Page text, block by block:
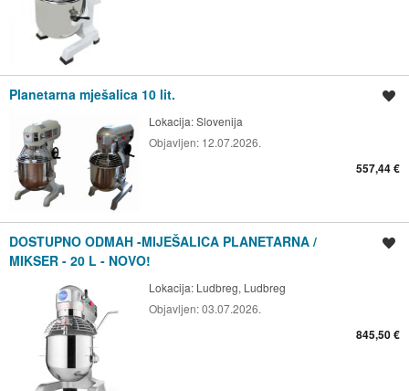
Planetarna mješalica 10 lit.
Lokacija:Slovenija
Objavljen: 12.07.2026.
557,44 €
DOSTUPNO ODMAH -MIJEŠALICA PLANETARNA /
MIKSER - 20 L - NOVO!
Lokacija: Ludbreg, Ludbreg
Objavljen:03.07.2026.
845,50 €